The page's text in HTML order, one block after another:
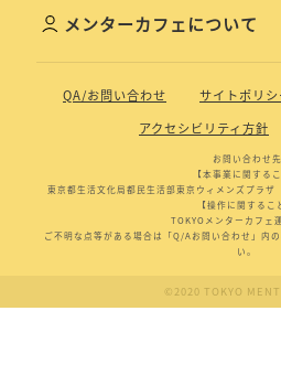
メンターカフェについて
QA/お問い合わせ サイトポリシ
アクセシビリティ方針
お問い合わせ先
【本事業に関するこ
東京都生活文化局都民生活部東京ウィメンズプラ
【操作に関するこ
TOKYOメンターカフェ
ご不明な点等がある場合は「Q/Aお問い合わせ」内
い。
©2020 TOKYO